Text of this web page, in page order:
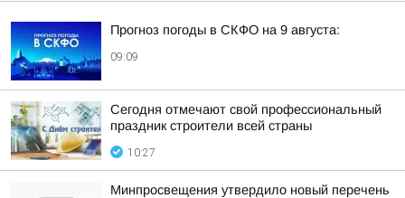
Прогноз погоды в СКФО на 9 августа:
09:09
Сегодня отмечают свой профессиональный
праздник строители всей страны
10:27
Минпросвещения утвердило новый перечень